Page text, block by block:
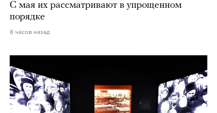
С мая их рассматривают в упрощенном
порядке
8 часов назад